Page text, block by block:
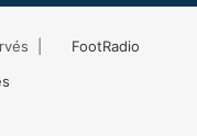
|
FootRadio